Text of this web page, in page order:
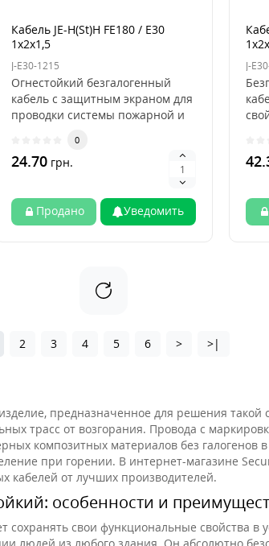
Кабель JE-H(St)H FE180 / E30
1x2x1,5
J-E30-1215
Огнестойкий безгалогенный
кабель с защитным экраном для
проводки системы пожарной и
0
24.70грн.
Уведомить
Продано
J-
2 3 4 5 6 > >|
предназначенное для решения
трасс от возгорания. Провода с
композитных материалов без галогенов в
при горении. В интернет-магазине
кабелей от лучших производителей.
особенности и
свои функциональные свойства в